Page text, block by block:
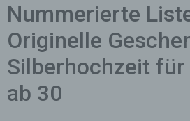
Nummerierte
Originelle
Silberhochzeit für
ab 30